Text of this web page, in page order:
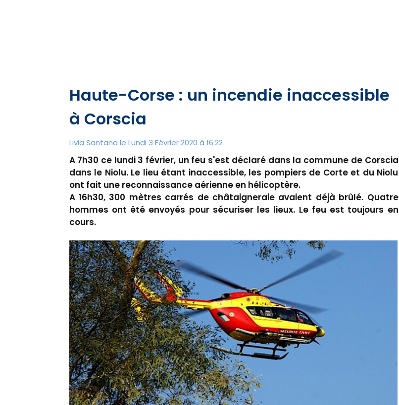
Haute-Corse : un incendie inaccessible
à Corscia
Livia Santana le Lundi 3 Février 2020 à 16:22
A 7h30 ce lundi 3 février, un feu s'est déclaré dans la commune de Corscia
dans le Niolu. Le lieu étant inaccessible, les pompiers de Corte et du Niolu
ont fait une reconnaissance aérienne en hélicoptère.
A 16h30, 300 mètres carrés de châtaigneraie avaient déjà brûlé. Quatre
hommes ont été envoyés pour sécuriser les lieux. Le feu est toujours en
cours.